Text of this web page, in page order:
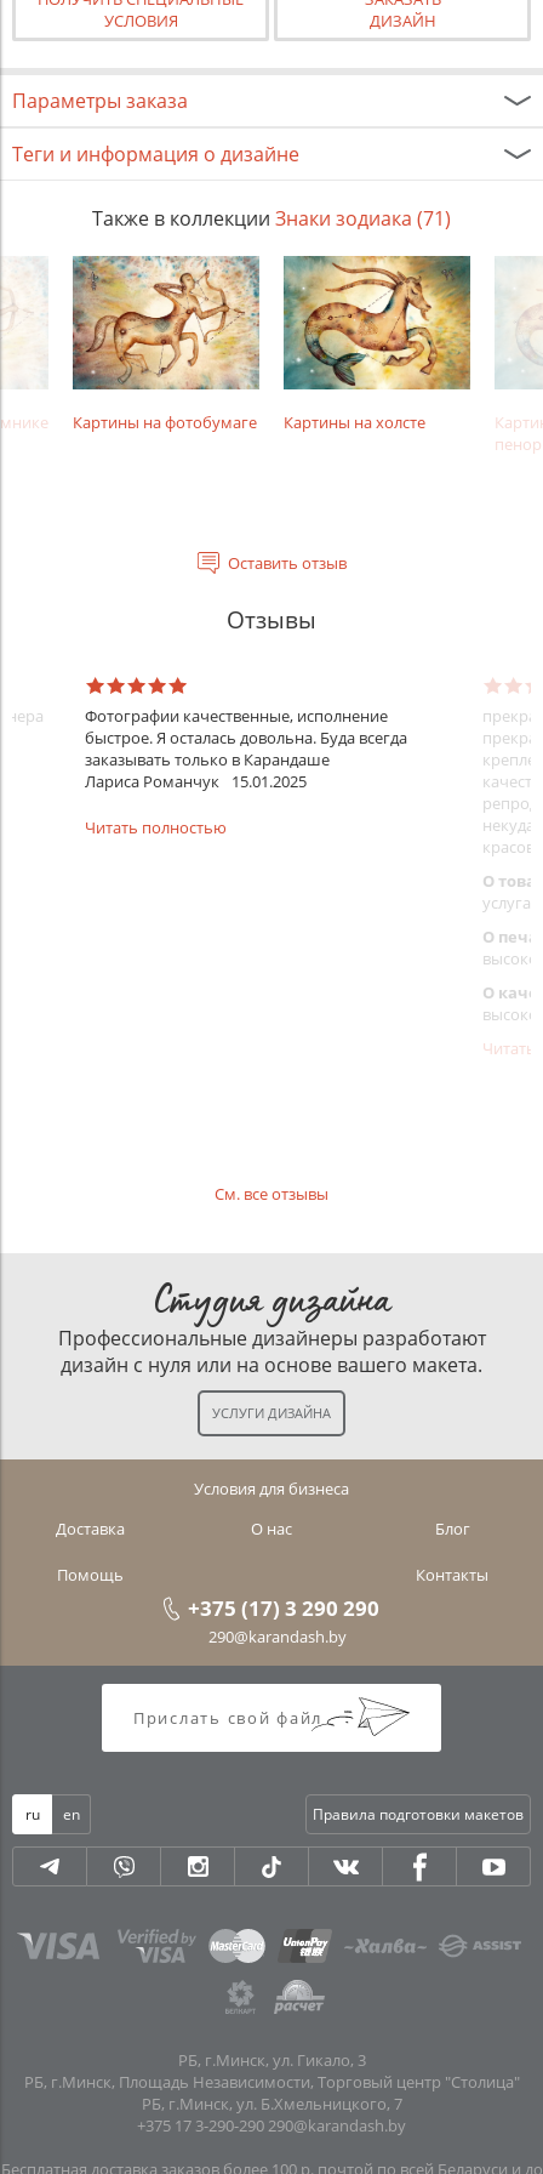
УСЛОВИЯ
ДИЗАЙН
Параметры заказа
Теги и информация о дизайне
Также в коллекции Знаки зодиака (71)
Картины на фотобумаге Картины на холсте
Оставить отзыв
Отзывы
Фотографии качественные, исполнение
быстрое. Я осталась довольна. Буда всегда
заказывать только в Карандаше
Лариса Романчук
15.01.2025
Читать полностью
О
услуга
О
О
Читать
См. все отзывы
Студия дизайна
Профессиональные дизайнеры разработают
дизайн с нуля или на основе вашего макета.
Условия для бизнеса
Доставка
О нас Блог
Помощь Контакты
+375 (17) 3 290 290
290@karandash.by
Прислать свой файл
ru en Правила подготовки макетов
РБ, г.Минск, ул. Гикало, 3
РБ, г.Минск, Площадь Независимости, Торговый центр "Столица"
РБ, г.Минск, ул. Б.Хмельницкого, 7
+375 17 3-290-290 290@karandash.by
Бесплатная доставка заказов более 100 р. почтой по всей Беларуси и до